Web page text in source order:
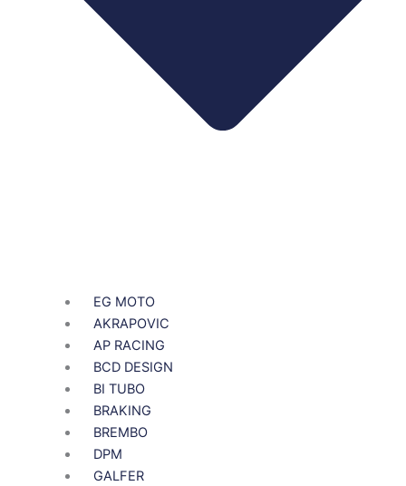
EG MOTO
AKRAPOVIC
AP RACING
BCD DESIGN
BI TUBO
BRAKING
BREMBO
DPM
GALFER